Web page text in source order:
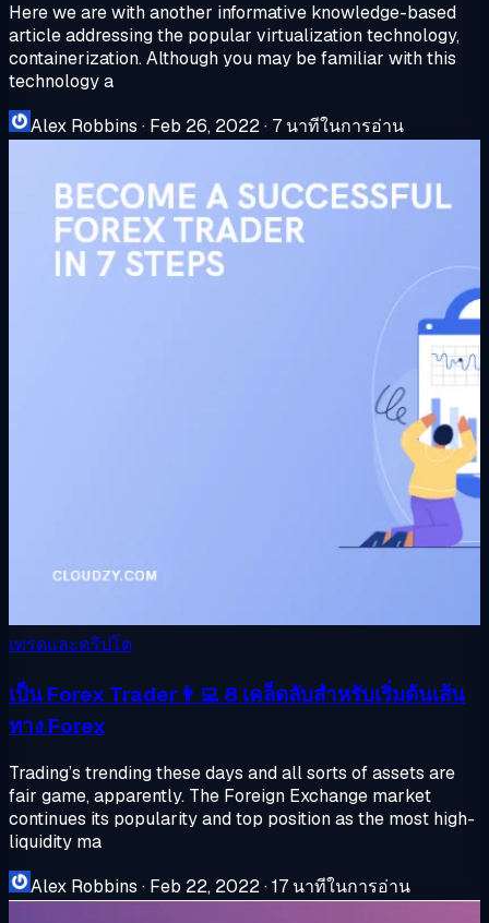
Here we are with another informative knowledge-based
article addressing the popular virtualization technology,
containerization. Although you may be familiar with this
technology a
Alex Robbins · Feb 26, 2022· 7 นาทีในการอ่าน
เทรดและคริปโต
เป็น Forex Trader👨‍💻 8 เคล็ดลับสำหรับเริ่มต้นเส้น
ทาง Forex
Trading’s trending these days and all sorts of assets are
fair game, apparently. The Foreign Exchange market
continues its popularity and top position as the most high-
liquidity ma
Alex Robbins · Feb 22, 2022·17 นาทีในการอ่าน